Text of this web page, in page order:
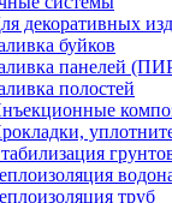
декоративных
буйков
панелей
полостей
труб